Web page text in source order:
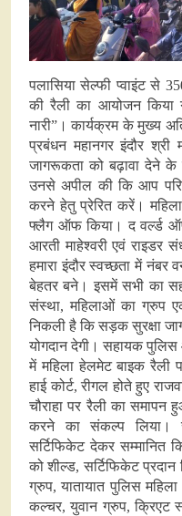
पलासिया सेल्फी प्वाइंट से
की रैली का आयोजन किया
नारी”। कार्यक्रम के मुख्य
प्रबंधन महानगर इंदौर
जागरूकता को बढ़ावा देने के
उनसे अपील की कि आप
करने हेतु प्रेरित करें।
फ्लैग ऑफ किया। द वर्ल्ड
आरती माहेश्वरी एवं राइडर
हमारा इंदौर स्वच्छता में नंबर
बेहतर बने। इसमें सभी का
संस्था, महिलाओं का ग्रुप
निकली है कि सड़क सुरक्षा
योगदान देगी। सहायक
में महिला हेलमेट बाइक रैली
हाई कोर्ट, रीगल होते हुए
चौराहा पर रैली का समापन
करने का संकल्प लिया।
सर्टिफिकेट देकर सम्मानित
को शील्ड, सर्टिफिकेट प्रदान
ग्रुप, यातायात पुलिस
कल्चर, युवान ग्रुप, क्रिएट